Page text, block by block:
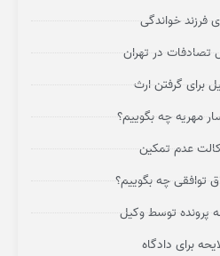
فرزند خواندگی
تصادفات در تهران
برای گرفتن ارث
مهریه چه بگوییم؟
عدم تمکین
توافقی چه بگوییم؟
پرونده توسط وکیل
برای دادگاه